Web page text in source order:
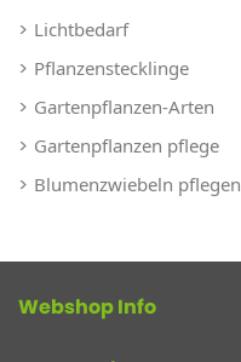
Lichtbedarf
Pflanzenstecklinge
Gartenpflanzen-Arten
Gartenpflanzen pflege
Blumenzwiebeln pflegen
Webshop Info